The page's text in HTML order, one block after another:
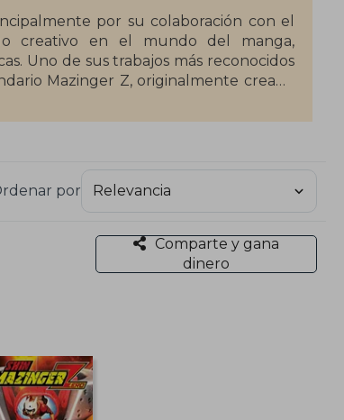
por su colaboración con el
creativo en el mundo del manga,
Uno de sus trabajos más reconocidos
Mazinger Z, originalmente creado
revista Champion RED de la editorial
enfoque narrativo intenso, lleno de
total del universo y el eterno
complejo. El primer volumen, Shin
con una visión moderna y audaz,
psicológico de personajes y el uso de
Japón como en el extranjero.
por
Comparte y gana
dinero